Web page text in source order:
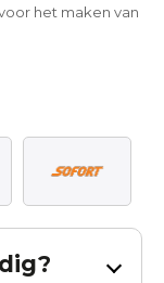
het maken van